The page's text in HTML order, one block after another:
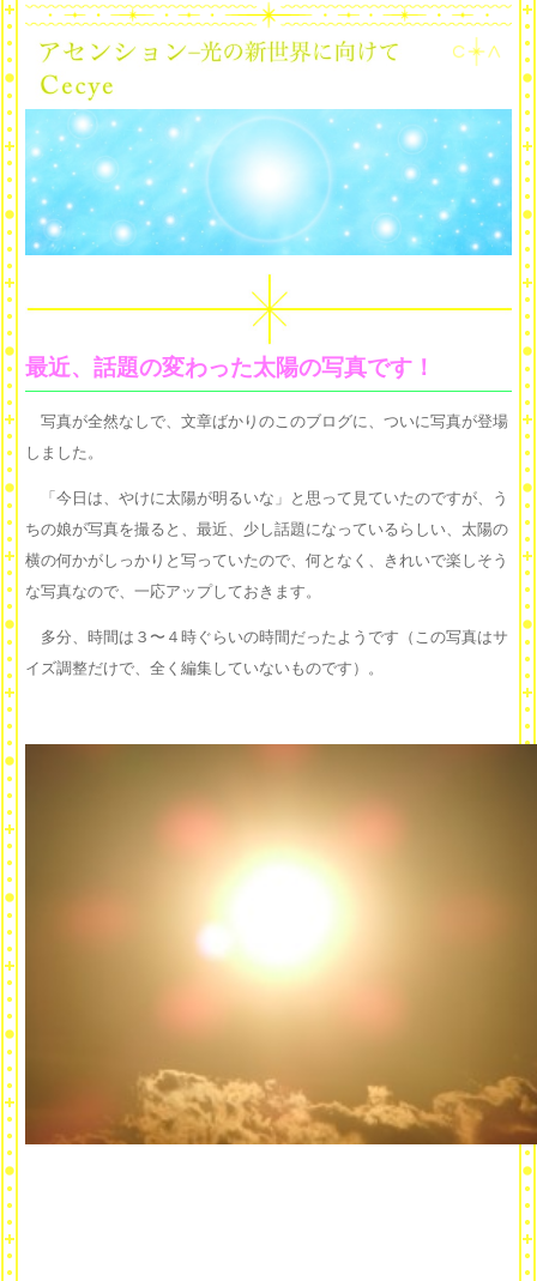
最近、話題の変わった太陽の写真です！
写真が全然なしで、文章ばかりのこのブログに、ついに写真が登場
しました。
「今日は、やけに太陽が明るいな」と思って見ていたのですが、う
ちの娘が写真を撮ると、最近、少し話題になっているらしい、太陽の
横の何かがしっかりと写っていたので、何となく、きれいで楽しそう
な写真なので、一応アップしておきます。
多分、時間は３〜４時ぐらいの時間だったようです（この写真はサ
イズ調整だけで、全く編集していないものです）。